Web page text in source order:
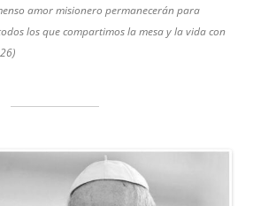
amor misionero permanecerán para
los que compartimos la mesa y la vida con